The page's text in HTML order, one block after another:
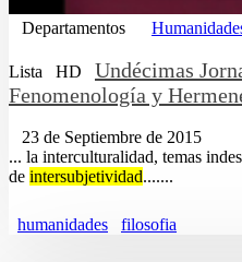
Departamentos
Lista HD
Undécimas
Fenomenología y
23 de Septiembre de 2015
... la interculturalidad, temas
de intersubjetividad.......
humanidades filosofia